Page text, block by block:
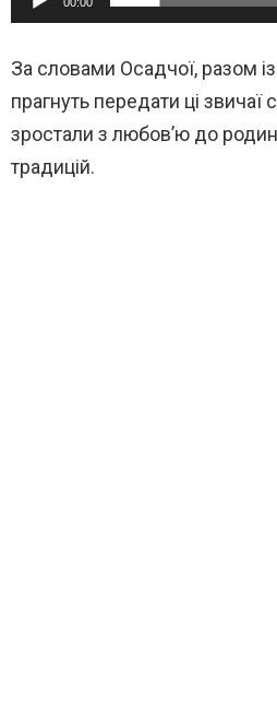
За словами Осадчої, разом
прагнуть передати ці звичаї
зростали з любов’ю до
традицій.